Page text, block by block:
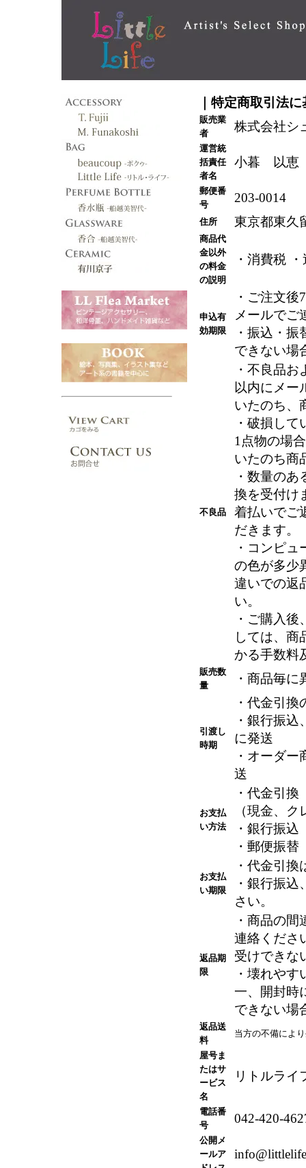
｜特定商取引法
販売業
者
株式会社シ
運営統
括責任
者名
小暮 以恵
郵便番
号
203-0014
住所 東京都東久
商品代
金以外
の料金
の説明
・消費税
申込有
効期限
・ご注文
メールでご
・振込・
できない場
不良品
・不良品
以内にメー
いたのち、
・破損し
1点物の場
いたのち商
・数量の
換を受付け
着払いでご
だきます。
・コンピ
の色が多少
違いでの返
い。
・ご購入
しては、商
かる手数料
販売数
量
・商品毎に
引渡し
時期
・代金引
・銀行振
に発送
・オーダ
送
お支払
い方法
・代金引換
（現金、
・銀行振込
・郵便振替
お支払
い期限
・代金引換
・銀行振
さい。
返品期
限
・商品の
連絡くださ
受けできな
・壊れや
一、開封時
できない場
返品送
料
当方の不備によ
屋号ま
たはサ
ービス
名
リトルライ
電話番
号
042-420-
公開メ
ールア